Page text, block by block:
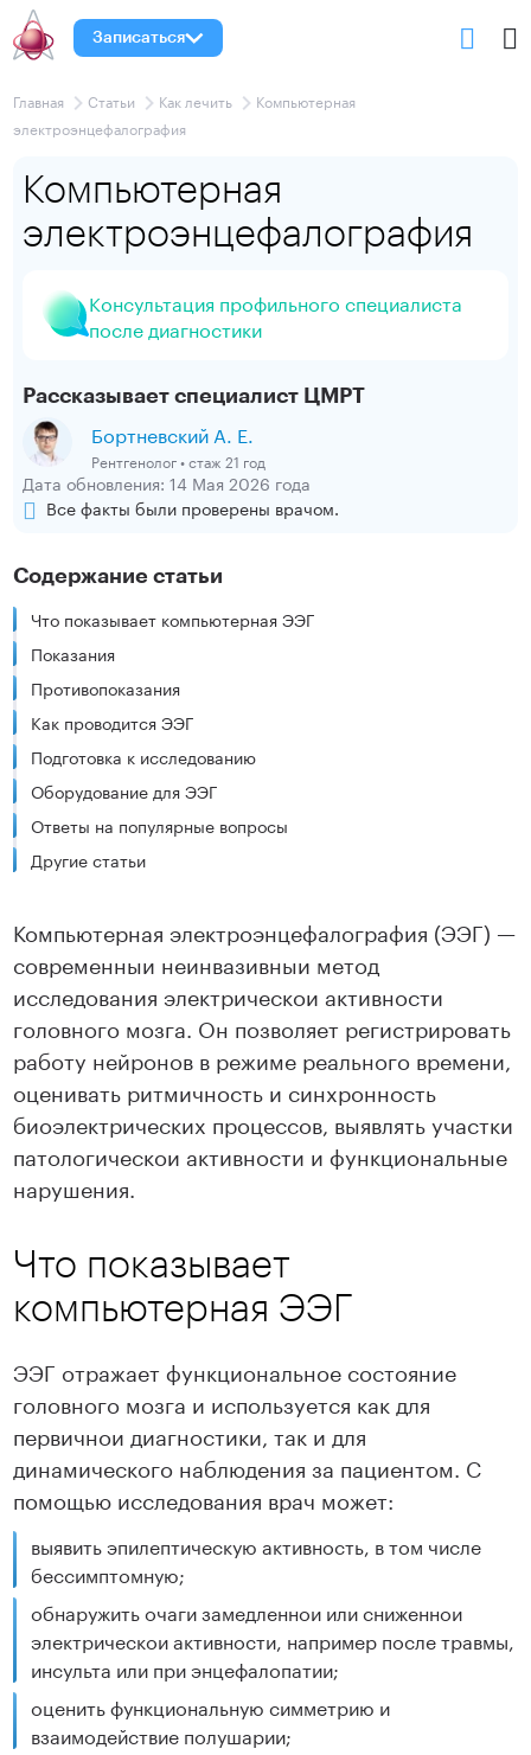
Записаться
Главная Статьи Как лечить
Компьютерная
электроэнцефалография
Компьютерная
электроэнцефалография
Консультация профильного специалиста
после диагностики
Рассказывает специалист ЦМРТ
Бортневский А. Е.
Рентгенолог • стаж 21 год
Дата обновления: 14 Мая 2026 года
Все факты были проверены врачом.
Содержание статьи
Что показывает компьютерная ЭЭГ
Показания
Противопоказания
Как проводится ЭЭГ
Подготовка к исследованию
Оборудование для ЭЭГ
Ответы на популярные вопросы
Другие статьи
Компьютерная электроэнцефалография (ЭЭГ) —
современныи неинвазивныи метод
исследования электрическои активности
головного мозга. Он позволяет регистрировать
работу нейронов в режиме реального времени,
оценивать ритмичность и синхронность
биоэлектрических процессов, выявлять участки
патологическои активности и функциональные
нарушения.
Что показывает
компьютерная ЭЭГ
ЭЭГ отражает функциональное состояние
головного мозга и используется как для
первичнои диагностики, так и для
динамического наблюдения за пациентом. С
помощью исследования врач может:
выявить эпилептическую активность, в том числе
бессимптомную;
обнаружить очаги замедленнои или сниженнои
электрическои активности, например после травмы,
инсульта или при энцефалопатии;
оценить функциональную симметрию и
взаимодействие полушарии;